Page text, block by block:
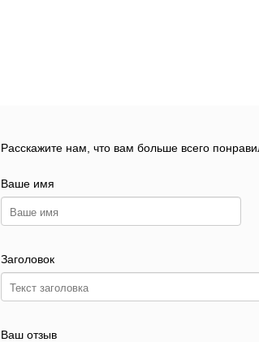
Расскажите нам, что вам больше всего
Ваше имя
Заголовок
Ваш отзыв